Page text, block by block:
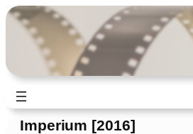
Zum
Inhalt
springen
Imperium [2016]